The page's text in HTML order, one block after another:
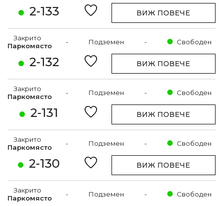
2-133 ВИЖ ПОВЕЧЕ
2-132
Закрито
Паркомясто
- Подземен - Свободен
ВИЖ ПОВЕЧЕ
2-131
Закрито
Паркомясто
- Подземен - Свободен
ВИЖ ПОВЕЧЕ
2-130
Закрито
Паркомясто
- Подземен - Свободен
ВИЖ ПОВЕЧЕ
Закрито
Паркомясто
- Подземен - Свободен